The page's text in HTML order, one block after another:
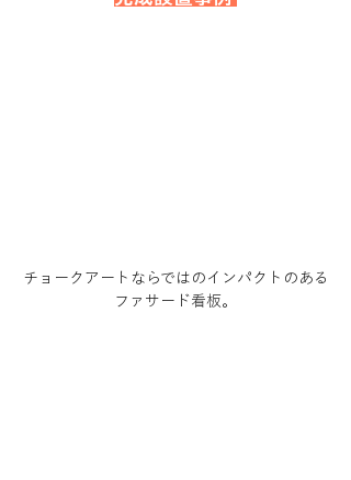
チョークアートならではのインパクトのある
ファサード看板。